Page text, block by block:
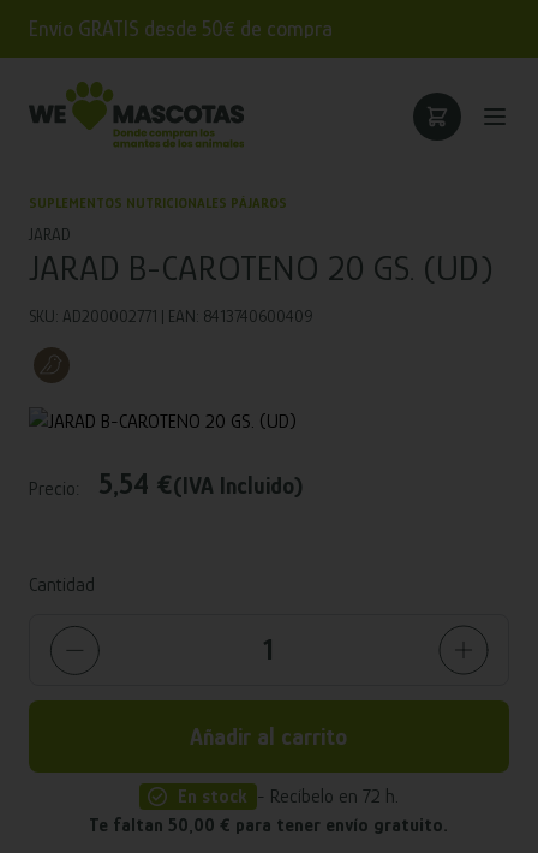
Envío GRATIS desde 50€ de compra
SUPLEMENTOS NUTRICIONALES PÁJAROS
JARAD
JARAD B-CAROTENO 20 GS. (UD)
SKU: AD200002771 | EAN: 8413740600409
Precio: 5,54 €(IVA Incluido)
Cantidad
Añadir al carrito
En stock - Recíbelo en 72 h.
Te faltan 50,00 € para tener envío gratuito.